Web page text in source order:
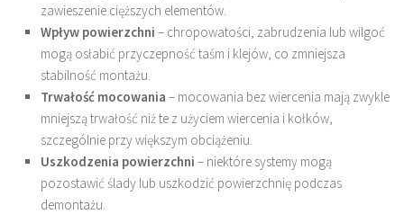
zawieszenie cięższych elementów.
Wpływ powierzchni – chropowatości, zabrudzenia lub wilgoć
mogą osłabić przyczepność taśm i klejów, co zmniejsza
stabilność montażu.
Trwałość mocowania – mocowania bez wiercenia mają zwykle
mniejszą trwałość niż te z użyciem wiercenia i kołków,
szczególnie przy większym obciążeniu.
Uszkodzenia powierzchni – niektóre systemy mogą
pozostawić ślady lub uszkodzić powierzchnię podczas
demontażu.